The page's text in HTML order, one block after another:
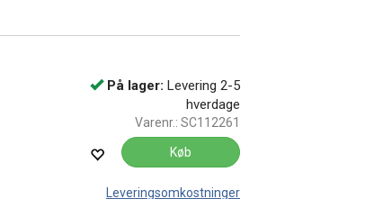
På lager: Levering 2-5
hverdage
Varenr.: SC112261
Køb
Leveringsomkostninger